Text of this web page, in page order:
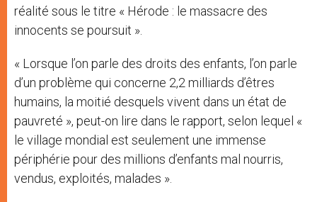
réalité sous le titre « Hérode : le massacre des
innocents se poursuit ».
« Lorsque l’on parle des droits des enfants, l’on parle
d’un problème qui concerne 2,2 milliards d’êtres
humains, la moitié desquels vivent dans un état de
pauvreté », peut-on lire dans le rapport, selon lequel «
le village mondial est seulement une immense
périphérie pour des millions d’enfants mal nourris,
vendus, exploités, malades ».